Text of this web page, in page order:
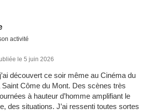
activité
le 5 juin 2026
découvert ce soir même au Cinéma du
Côme du Mont. Des scènes très
à hauteur d’homme amplifiant le
des situations. J’ai ressenti toutes sortes